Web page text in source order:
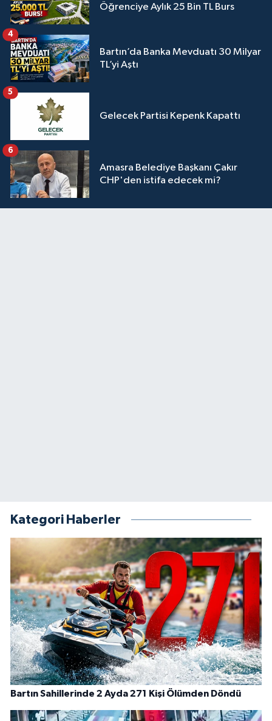
Öğrenciye Aylık 25 Bin TL Burs
Bartın’da Banka Mevduatı 30 Milyar
TL’yi Aştı
4
Gelecek Partisi Kepenk Kapattı
5
Amasra Belediye Başkanı Çakır
CHP'den istifa edecek mi?
6
Kategori Haberler
Bartın Sahillerinde 2 Ayda 271 Kişi Ölümden Döndü